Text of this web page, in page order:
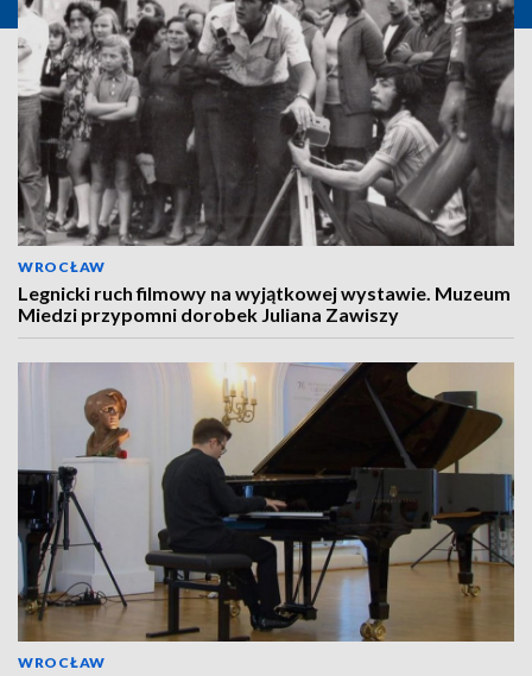
WROCŁAW
Legnicki ruch filmowy na wyjątkowej wystawie. Muzeum
Miedzi przypomni dorobek Juliana Zawiszy
WROCŁAW